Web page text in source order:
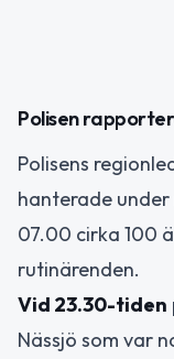
Polisen
Polisens
hanterade
07.00 cirka 100
rutinärenden.
Vid 23.30-tiden
Nässjö som var